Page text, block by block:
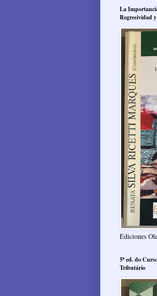
La
Regresividad
Ediciones
5ª ed. do
Tributário